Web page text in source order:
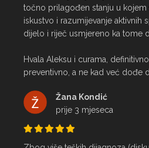
točno prilagođen stanju u kojem
iskustvo i razumijevanje aktivnih
dijelo i riječ usmjereno ka tome
Hvala Aleksu i curama,
preventivno, a ne kad već dođe
Žana Kondić
prije 3 mjeseca